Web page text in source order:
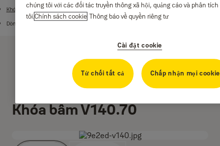
Khóa bấm
Dòng V140
Khóa bấm V140.70
chúng tôi với các đối tác truyền thông xã hội, quảng cáo và phân
tôi.Chính sách cookie Thông báo về quyền riêng tư
Cài đặt cookie
Từ chối tất cả Chấp nhận mọi cookie